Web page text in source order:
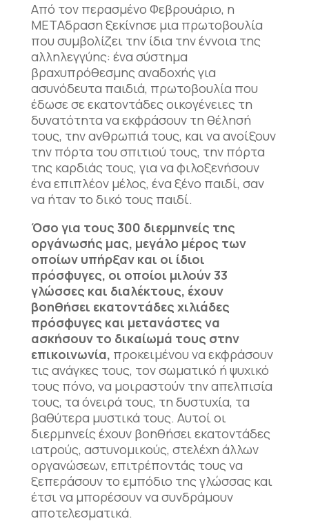
Από τον περασμένο Φεβρουάριο, η
ΜΕΤΑδραση ξεκίνησε μια πρωτοβουλία
που συμβολίζει την ίδια την έννοια της
αλληλεγγύης: ένα σύστημα
βραχυπρόθεσμης αναδοχής για
ασυνόδευτα παιδιά, πρωτοβουλία που
έδωσε σε εκατοντάδες οικογένειες τη
δυνατότητα να εκφράσουν τη θέλησή
τους, την ανθρωπιά τους, και να ανοίξουν
την πόρτα του σπιτιού τους, την πόρτα
της καρδιάς τους, για να φιλοξενήσουν
ένα επιπλέον μέλος, ένα ξένο παιδί, σαν
να ήταν το δικό τους παιδί.
Όσο για τους 300 διερμηνείς της
οργάνωσής μας, μεγάλο μέρος των
οποίων υπήρξαν και οι ίδιοι
πρόσφυγες, οι οποίοι μιλούν 33
γλώσσες και διαλέκτους, έχουν
βοηθήσει εκατοντάδες χιλιάδες
πρόσφυγες και μετανάστες να
ασκήσουν το δικαίωμά τους στην
επικοινωνία, προκειμένου να εκφράσουν
τις ανάγκες τους, τον σωματικό ή ψυχικό
τους πόνο, να μοιραστούν την απελπισία
τους, τα όνειρά τους, τη δυστυχία, τα
βαθύτερα μυστικά τους. Αυτοί οι
διερμηνείς έχουν βοηθήσει εκατοντάδες
ιατρούς, αστυνομικούς, στελέχη άλλων
οργανώσεων, επιτρέποντάς τους να
ξεπεράσουν το εμπόδιο της γλώσσας και
έτσι να μπορέσουν να συνδράμουν
αποτελεσματικά.